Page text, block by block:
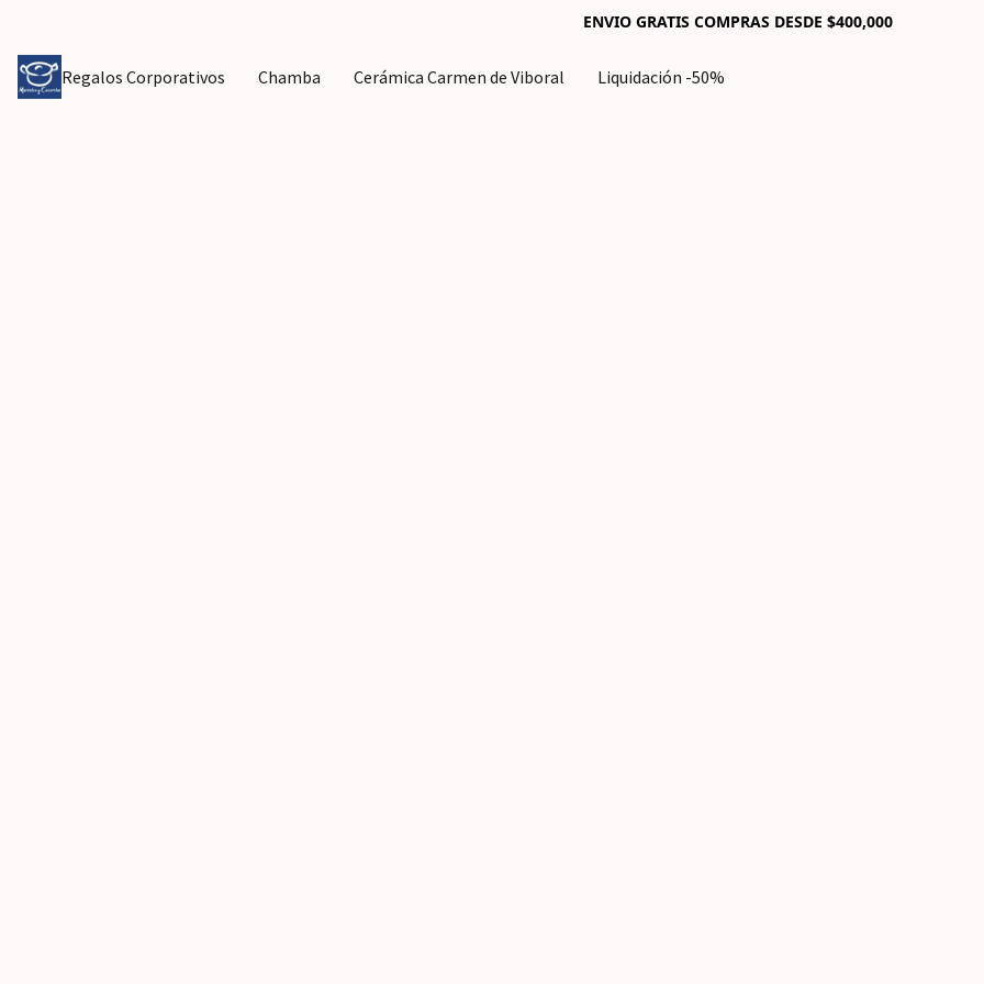
ENVIO GRATIS COMPRAS DESDE $400,000
Regalos Corporativos Chamba Cerámica Carmen de Viboral Liquidación -50%